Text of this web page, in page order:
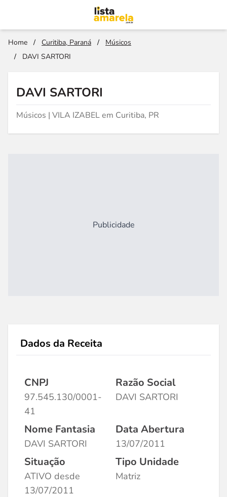
Home / Curitiba, Paraná /
Músicos
/
DAVI SARTORI
DAVI SARTORI
Músicos | VILA IZABEL em Curitiba, PR
Publicidade
Dados da Receita
CNPJ
97.545.130/0001-
41
Razão Social
DAVI SARTORI
Nome Fantasia
DAVI SARTORI
Data Abertura
13/07/2011
Situação
ATIVO desde
13/07/2011
Tipo Unidade
Matriz